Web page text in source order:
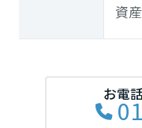
資
お電